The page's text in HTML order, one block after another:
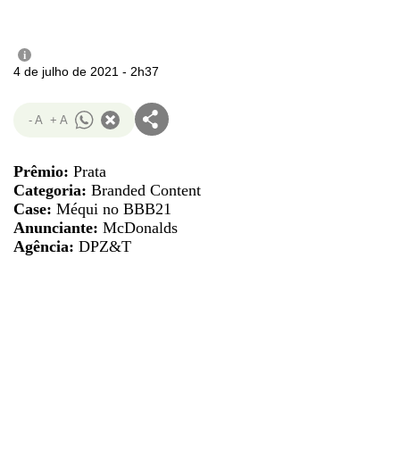
i
4 de julho de 2021 - 2h37
- A + A
Prêmio: Prata
Categoria: Branded Content
Case: Méqui no BBB21
Anunciante: McDonalds
Agência: DPZ&T